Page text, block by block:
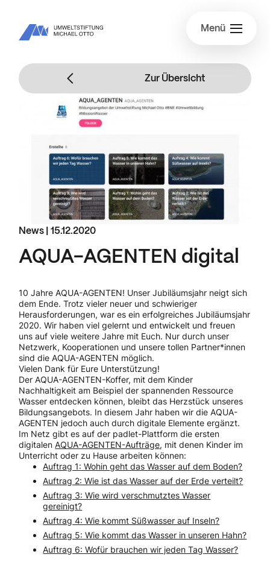
Menü
News | 15.12.2020
AQUA-AGENTEN digital
10 Jahre AQUA-AGENTEN! Unser Jubiläumsjahr neigt sich
dem Ende. Trotz vieler neuer und schwieriger
Herausforderungen, war es ein erfolgreiches Jubiläumsjahr
2020. Wir haben viel gelernt und entwickelt und freuen
uns auf viele weitere Jahre mit Euch. Nur durch unser
Netzwerk, Kooperationen und unsere tollen Partner*innen
sind die AQUA-AGENTEN möglich.
Vielen Dank für Eure Unterstützung!
Der AQUA-AGENTEN-Koffer, mit dem Kinder
Nachhaltigkeit am Beispiel der spannenden Ressource
Wasser entdecken können, bleibt das Herzstück unseres
Bildungsangebots. In diesem Jahr haben wir die AQUA-
AGENTEN jedoch auch durch digitale Elemente ergänzt.
Im Netz gibt es auf der padlet-Plattform die ersten
digitalenAQUA-AGENTEN-Aufträge, mit denen Kinder im
Unterricht oder zu Hause arbeiten können:
Auftrag 1: Wohin geht das Wasser auf dem Boden?
Auftrag 2: Wie ist das Wasser auf der Erde verteilt?
Auftrag 3: Wie wird verschmutztes Wasser
gereinigt?
Auftrag 4: Wie kommt Süßwasser auf Inseln?
Auftrag 5: Wie kommt das Wasser in unseren Hahn?
Auftrag 6: Wofür brauchen wir jeden Tag Wasser?
Zur Übersicht